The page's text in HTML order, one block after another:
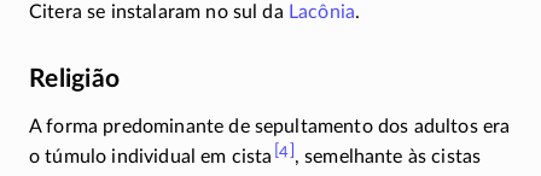
Citera se instalaram no sul da Lacônia.
Religião
A forma predominante de sepultamento dos adultos era
o túmulo individual em cista [4] , semelhante às cistas